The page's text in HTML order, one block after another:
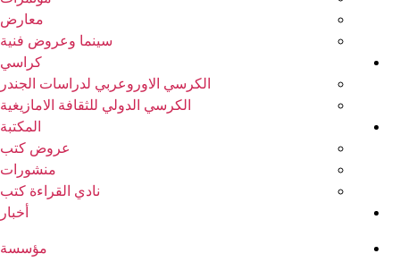
معارض
سينما وعروض فنية
كراسي
الكرسي الاوروعربي لدراسات الجندر
الكرسي الدولي للثقافة الامازيغية
المكتبة
عروض كتب
منشورات
نادي القراءة كتب
أخبار
مؤسسة